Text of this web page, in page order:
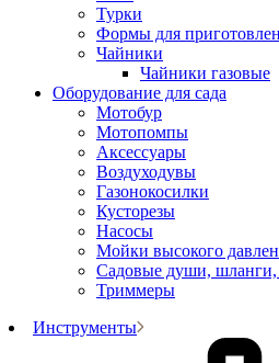
Турки
Формы для
Чайники
Чайники газовые
Оборудование для сада
Мотобур
Мотопомпы
Аксессуары
Воздуходувы
Газонокосилки
Кусторезы
Насосы
Мойки высокого
Садовые души, шланги,
Триммеры
Инструменты